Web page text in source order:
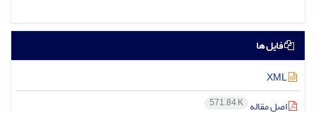
فایل ها
اصل مقاله 571.84 K